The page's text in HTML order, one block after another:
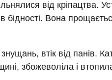
від кріпацтва.
бідності. Вона
втік від панів.
збожеволіла і